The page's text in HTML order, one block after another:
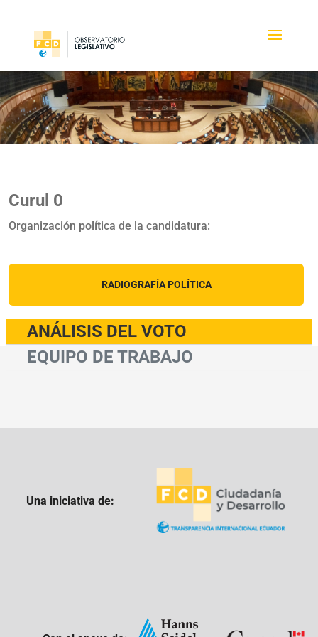
Curul 0
Organización política de la candidatura:
RADIOGRAFÍA POLÍTICA
ANÁLISIS DEL VOTO
EQUIPO DE TRABAJO
Una iniciativa de: